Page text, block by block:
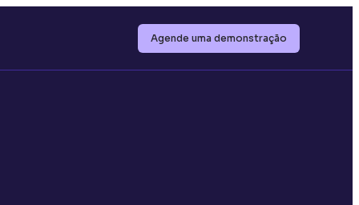
Agende uma demonstração